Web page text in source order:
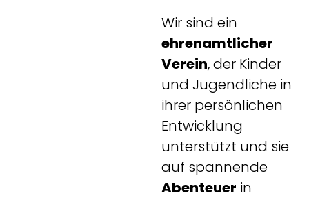
Wir sind ein
ehrenamtlicher
Verein, der Kinder
und Jugendliche in
ihrer persönlichen
Entwicklung
unterstützt und sie
auf spannende
Abenteuer in